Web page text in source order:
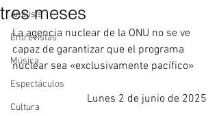
Analisis
Entrevistas
Música
Espectáculos
Cultura
tres meses
La agencia nuclear de la ONU no se ve
capaz de garantizar que el programa
nuclear sea «exclusivamente pacífico»
Lunes 2 de junio de 2025